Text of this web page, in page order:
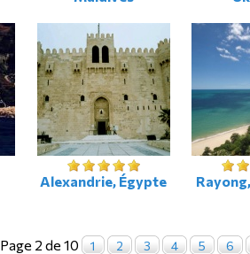
Alexandrie, Égypte
Page 2 de 10 1 2 3 4 5 6